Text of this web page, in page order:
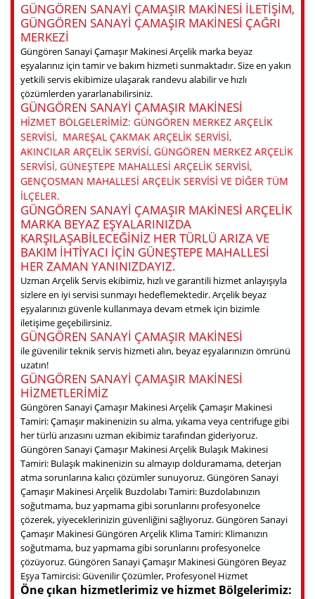
GÜNGÖREN SANAYI ÇAMAŞIR MAKINESI ILETIŞIM,
GÜNGÖREN SANAYI ÇAMAŞIR MAKINESI ÇAĞRI
MERKEZI
Güngören Sanayi Çamaşır Makinesi Arçelik marka beyaz
eşyalarınız için tamir ve bakım hizmeti sunmaktadır. Size en yakın
yetkili servis ekibimize ulaşarak randevu alabilir ve hızlı
çözümlerden yararlanabilirsiniz.
GÜNGÖREN SANAYI ÇAMAŞIR MAKINESI
HIZMET BÖLGELERIMIZ: GÜNGÖREN MERKEZ ARÇELIK
SERVISI, MAREŞAL ÇAKMAK ARÇELIK SERVISI,
AKINCILAR ARÇELIK SERVISI, GÜNGÖREN MERKEZ ARÇELIK
SERVISI, GÜNEŞTEPE MAHALLESI ARÇELIK SERVISI,
GENÇOSMAN MAHALLESI ARÇELIK SERVISI VE DIĞER TÜM
ILÇELER.
GÜNGÖREN SANAYI ÇAMAŞIR MAKINESI ARÇELIK
MARKA BEYAZ EŞYALARINIZDA
KARŞILAŞABILECEĞINIZ HER TÜRLÜ ARIZA VE
BAKIM IHTIYACI IÇIN GÜNEŞTEPE MAHALLESI
HER ZAMAN YANINIZDAYIZ.
Uzman Arçelik Servis ekibimiz, hızlı ve garantili hizmet anlayışıyla
sizlere en iyi servisi sunmayı hedeflemektedir. Arçelik beyaz
eşyalarınızı güvenle kullanmaya devam etmek için bizimle
iletişime geçebilirsiniz.
GÜNGÖREN SANAYI ÇAMAŞIR MAKINESI
ile güvenilir teknik servis hizmeti alın, beyaz eşyalarınızın ömrünü
uzatın!
GÜNGÖREN SANAYI ÇAMAŞIR MAKINESI
HIZMETLERIMIZ
Güngören Sanayi Çamaşır Makinesi Arçelik Çamaşır Makinesi
Tamiri: Çamaşır makinenizin su alma, yıkama veya centrifuge gibi
her türlü arızasını uzman ekibimiz tarafından gideriyoruz.
Güngören Sanayi Çamaşır Makinesi Arçelik Bulaşık Makinesi
Tamiri: Bulaşık makinenizin su almayıp dolduramama, deterjan
atma sorunlarına kalıcı çözümler sunuyoruz. Güngören Sanayi
Çamaşır Makinesi Arçelik Buzdolabı Tamiri: Buzdolabınızın
soğutmama, buz yapmama gibi sorunlarını profesyonelce
çözerek, yiyeceklerinizin güvenliğini sağlıyoruz. Güngören Sanayi
Çamaşır Makinesi Güngören Arçelik Klima Tamiri: Klimanızın
soğutmama, buz yapmama gibi sorunlarını profesyonelce
çözüyoruz. Güngören Sanayi Çamaşır Makinesi Güngören Beyaz
Eşya Tamircisi: Güvenilir Çözümler, Profesyonel Hizmet
Öne çıkan hizmetlerimiz ve hizmet Bölgelerimiz: